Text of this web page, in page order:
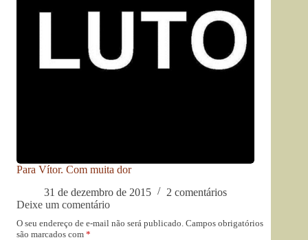
Para Vítor. Com muita dor
31 de dezembro de 2015
2 comentários
Deixe um comentário
O seu endereço de e-mail não será publicado. Campos obrigatórios
são marcados com *